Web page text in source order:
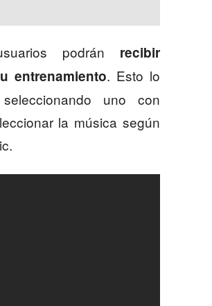
podrán recibir
entrenamiento. Esto lo
uno con
la música según